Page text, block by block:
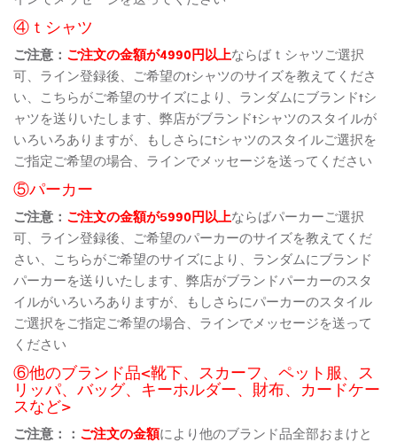
④ｔシャツ
ご注意： ご注文の金額が4990円以上ならばｔシャツご選択
可、ライン登録後、ご希望のtシャツのサイズを教えてくださ
い、こちらがご希望のサイズにより、ランダムにブランドtシ
ャツを送りいたします、弊店がブランドtシャツのスタイルが
いろいろありますが、もしさらにtシャツのスタイルご選択を
ご指定ご希望の場合、ラインでメッセージを送ってください
⑤パーカー
ご注意： ご注文の金額が5990円以上ならばパーカーご選択
可、ライン登録後、ご希望のパーカーのサイズを教えてくだ
さい、こちらがご希望のサイズにより、ランダムにブランド
パーカーを送りいたします、弊店がブランドパーカーのスタ
イルがいろいろありますが、もしさらにパーカーのスタイル
ご選択をご指定ご希望の場合、ラインでメッセージを送って
ください
⑥他のブランド品<靴下、スカーフ、ペット服、ス
リッパ、バッグ、キーホルダー、財布、カードケー
スなど>
ご注意：： ご注文の金額により他のブランド品全部おまけと